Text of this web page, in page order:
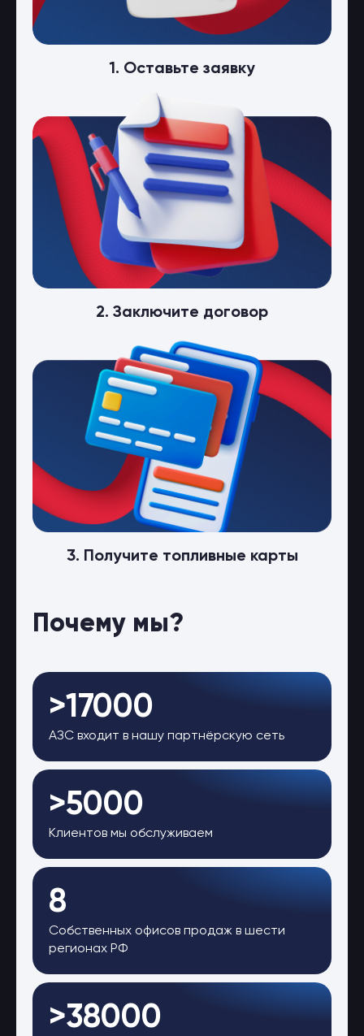
1. Оставьте заявку
2. Заключите договор
3. Получите топливные карты
Почему мы?
>17000
АЗС входит в нашу партнёрскую сеть
>5000
Клиентов мы обслуживаем
8
Собственных офисов продаж в шести
регионах РФ
>38000